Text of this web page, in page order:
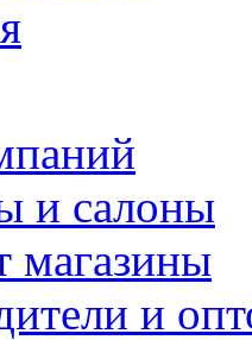
и салоны
магазины
и